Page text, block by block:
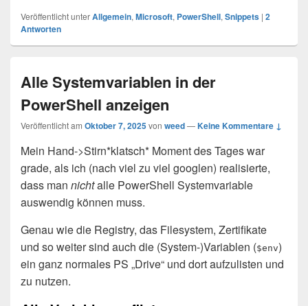
Veröffentlicht unterAllgemein, Microsoft, PowerShell, Snippets | 2
Antworten
Alle Systemvariablen in der
PowerShell anzeigen
Veröffentlicht am Oktober 7, 2025von weed—Keine Kommentare ↓
Mein Hand->Stirn*klatsch* Moment des Tages war
grade, als ich (nach viel zu viel googlen) realisierte,
dass man nichtalle PowerShell Systemvariable
auswendig können muss.
Genau wie die Registry, das Filesystem, Zertifikate
und so weiter sind auch die (System-)Variablen ($env)
ein ganz normales PS „Drive“ und dort aufzulisten und
zu nutzen.